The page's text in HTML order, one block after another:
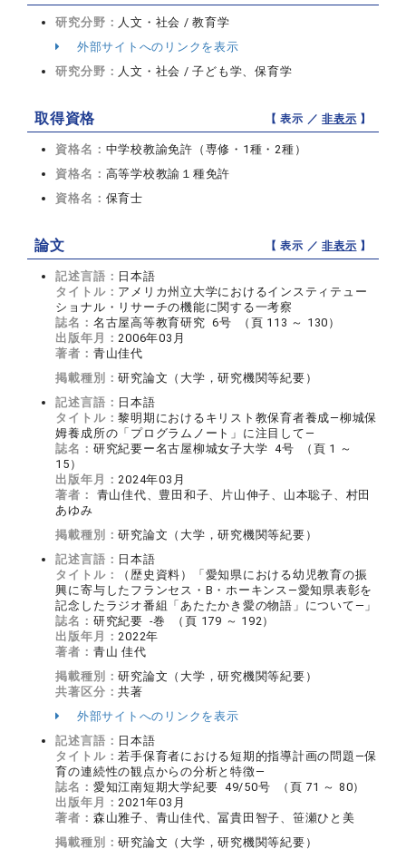
研究分野： 人文・社会 / 教育学
外部サイトへのリンクを表示
研究分野： 人文・社会 / 子ども学、保育学
取得資格 【 表示 ／非表示 】
資格名： 中学校教諭免許（専修・1種・2種）
資格名： 高等学校教諭１種免許
資格名： 保育士
論文 【 表示 ／非表示 】
記述言語： 日本語
タイトル： アメリカ州立大学におけるインスティテュー
ショナル・リサーチの機能に関する一考察
誌名： 名古屋高等教育研究 6号 （頁 113 ～ 130）
出版年月： 2006年03月
著者： 青山佳代
掲載種別：研究論文（大学，研究機関等紀要）
記述言語： 日本語
タイトル：黎明期におけるキリスト教保育者養成―柳城保
姆養成所の「プログラムノート」に注目して―
誌名： 研究紀要ー名古屋柳城女子大学 4号 （頁 1 ～
15）
出版年月： 2024年03月
著者：
青山佳代、豊田和子、片山伸子、山本聡子、村田
あゆみ
掲載種別：研究論文（大学，研究機関等紀要）
記述言語： 日本語
タイトル：
（歴史資料）「愛知県における幼児教育の振
興に寄与したフランセス・B・ホーキンス―愛知県表彰を
記念したラジオ番組「あたたかき愛の物語」について―」
誌名： 研究紀要 -巻 （頁 179 ～ 192）
出版年月： 2022年
著者： 青山 佳代
掲載種別：研究論文（大学，研究機関等紀要）
共著区分：共著
外部サイトへのリンクを表示
記述言語： 日本語
タイトル：若手保育者における短期的指導計画の問題―保
育の連続性の観点からの分析と特徴―
誌名： 愛知江南短期大学紀要 49/50号 （頁 71 ～ 80）
出版年月： 2021年03月
著者： 森山雅子、青山佳代、冨貴田智子、笹瀬ひと美
掲載種別：研究論文（大学，研究機関等紀要）